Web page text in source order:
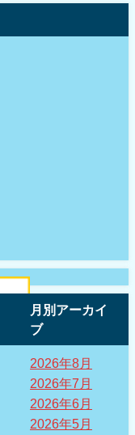
月別アーカイ
ブ
2026年8月
2026年7月
2026年6月
2026年5月